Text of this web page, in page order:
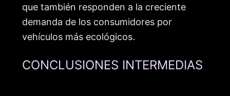
que también responden a la creciente
demanda de los consumidores por
vehículos más ecológicos.
CONCLUSIONES INTERMEDIAS